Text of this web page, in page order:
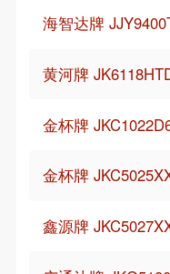
海智达牌
黄河牌
金杯牌
金杯牌
鑫源牌